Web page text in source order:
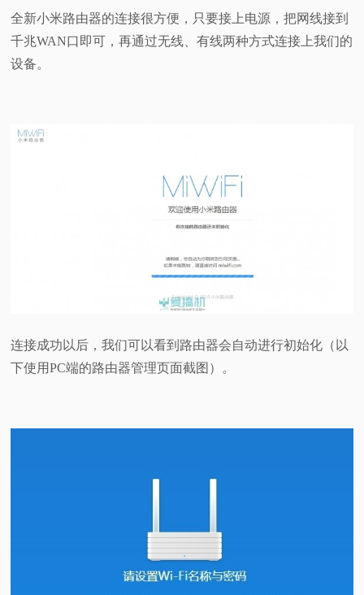
全新小米路由器的连接很方便，只要接上电源，把网线接到
千兆WAN口即可，再通过无线、有线两种方式连接上我们的
设备。
连接成功以后，我们可以看到路由器会自动进行初始化（以
下使用PC端的路由器管理页面截图）。